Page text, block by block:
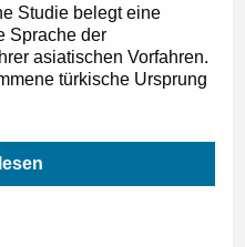
Studie belegt eine
Sprache der
asiatischen Vorfahren.
türkische Ursprung